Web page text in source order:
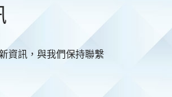
資訊，與我們保持聯繫